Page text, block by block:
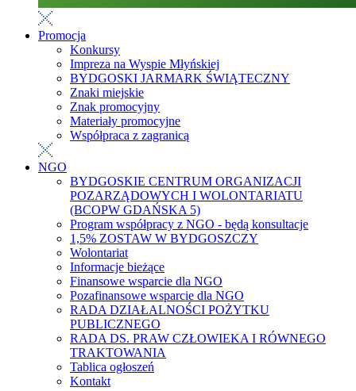
Promocja
Konkursy
Impreza na Wyspie Młyńskiej
BYDGOSKI JARMARK ŚWIĄTECZNY
Znaki miejskie
Znak promocyjny
Materiały promocyjne
Współpraca z zagranicą
NGO
BYDGOSKIE CENTRUM ORGANIZACJI
POZARZĄDOWYCH I WOLONTARIATU
(BCOPW GDAŃSKA 5)
Program współpracy z NGO - będą konsultacje
1,5% ZOSTAW W BYDGOSZCZY
Wolontariat
Informacje bieżące
Finansowe wsparcie dla NGO
Pozafinansowe wsparcie dla NGO
RADA DZIAŁALNOŚCI POŻYTKU
PUBLICZNEGO
RADA DS. PRAW CZŁOWIEKA I RÓWNEGO
TRAKTOWANIA
Tablica ogłoszeń
Kontakt